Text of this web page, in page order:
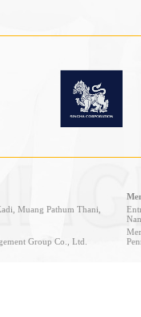
Muang Pathum Thani,
Group Co., Ltd.